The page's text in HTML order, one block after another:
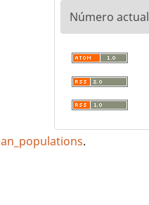
.
Número actual